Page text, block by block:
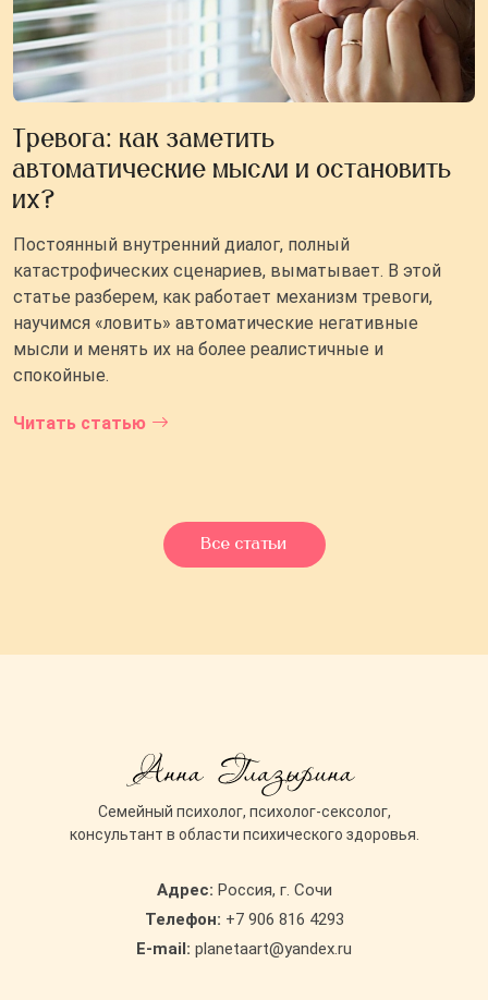
Тревога: как заметить
автоматические мысли и остановить
их?
Постоянный внутренний диалог, полный
катастрофических сценариев, выматывает. В этой
статье разберем, как работает механизм тревоги,
научимся «ловить» автоматические негативные
мысли и менять их на более реалистичные и
спокойные.
Читать статью
Все статьи
Cемейный психолог, психолог-сексолог,
консультант в области психического здоровья.
Адрес: Россия, г. Сочи
Телефон: +7 906 816 4293
E-mail: planetaart@yandex.ru